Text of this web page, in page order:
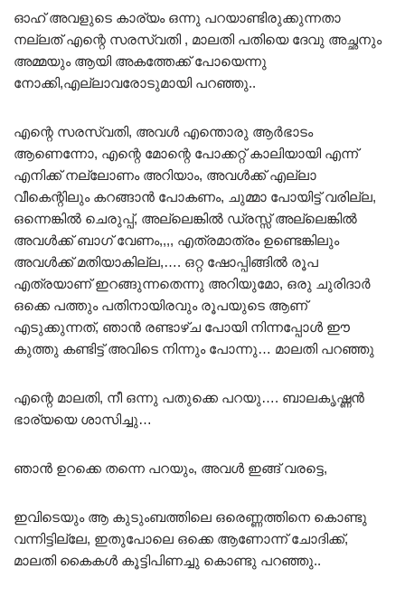
ഓഹ് അവളുടെ കാര്യം ഒന്നു പറയാണ്ടിരുക്കുന്നതാ
നല്ലത് എന്റെ സരസ്വതി , മാലതി പതിയെ ദേവു അച്ഛനും
അമ്മയും ആയി അകത്തേക്ക് പോയെന്നു
നോക്കി,എല്ലാവരോടുമായി പറഞ്ഞു..
എന്റെ സരസ്വതി, അവൾ എന്തൊരു ആർഭാടം
ആണെന്നോ, എന്റെ മോന്റെ പോക്കറ്റ് കാലിയായി എന്ന്
എനിക്ക് നല്ലോണം അറിയാം, അവൾക്ക് എല്ലാ
വീകെന്റിലും കറങ്ങാൻ പോകണം, ചുമ്മാ പോയിട്ട് വരില്ല,
ഒന്നെങ്കിൽ ചെരുപ്പ്, അല്ലെങ്കിൽ ഡ്രസ്സ്‌ അല്ലെങ്കിൽ
അവൾക്ക് ബാഗ് വേണം,,,, എത്രമാത്രം ഉണ്ടെങ്കിലും
അവൾക്ക് മതിയാകില്ല,…. ഒറ്റ ഷോപ്പിങ്ങിൽ രൂപ
എത്രയാണ് ഇറങ്ങുന്നതെന്നു അറിയുമോ, ഒരു ചുരിദാർ
ഒക്കെ പത്തും പതിനായിരവും രൂപയുടെ ആണ്
എടുക്കുന്നത്, ഞാൻ രണ്ടാഴ്ച പോയി നിന്നപ്പോൾ ഈ
കുത്തു കണ്ടിട്ട് അവിടെ നിന്നും പോന്നു… മാലതി പറഞ്ഞു
എന്റെ മാലതി, നീ ഒന്നു പതുക്കെ പറയു…. ബാലകൃഷ്ണൻ
ഭാര്യയെ ശാസിച്ചു…
ഞാൻ ഉറക്കെ തന്നെ പറയും, അവൾ ഇങ്ങ് വരട്ടെ,
ഇവിടെയും ആ കുടുംബത്തിലെ ഒരെണ്ണത്തിനെ കൊണ്ടു
വന്നിട്ടില്ലേ, ഇതുപോലെ ഒക്കെ ആണോന്ന് ചോദിക്ക്,
മാലതി കൈകൾ കൂട്ടിപിണച്ചു കൊണ്ടു പറഞ്ഞു..